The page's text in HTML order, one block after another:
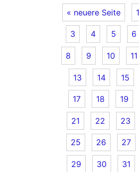
« neuere Seite 1
3 4 5 6
8 9 10 11
13 14 15
17 18 19
21 22 23
25 26 27
29 30 31